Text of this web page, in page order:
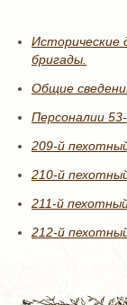
Исторические
бригады.
Общие
Персоналии
209-й
210-й
211-й
212-й